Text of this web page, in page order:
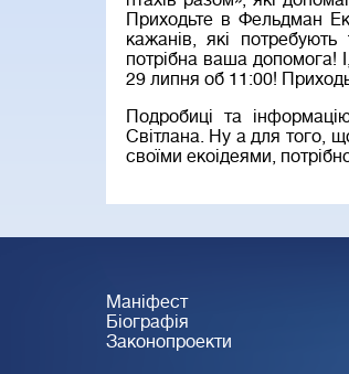
Приходьте в Фельдман
кажанів, які
потрібна ваша допомога!
29 липня об 11:00!
Подробиці та
Світлана. Ну а для того,
своїми екоідеями,
Маніфест
Біографія
Законопроекти